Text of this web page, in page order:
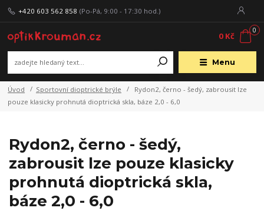
Menu
+420 603 562 858 (Po-Pá, 9:00 - 17:30 hod.)
0
0 Kč
Úvod Sportovní dioptrické brýle
Rydon2, černo - šedý, zabrousit lze
pouze klasicky prohnutá dioptrická skla, báze 2,0 - 6,0
Rydon2, černo - šedý,
zabrousit lze pouze klasicky
prohnutá dioptrická skla,
báze 2,0 - 6,0